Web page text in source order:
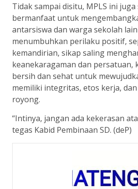
Tidak sampai disitu, MPLS ini
bermanfaat untuk
antarsiswa dan warga sekolah
menumbuhkan perilaku positif,
kemandirian, sikap saling
keanekaragaman dan persatuan,
bersih dan sehat untuk
memiliki integritas, etos kerja,
royong.
“Intinya, jangan ada kekerasan
tegas Kabid Pembinaan SD. (deP)